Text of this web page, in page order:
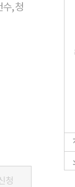
, 청
청